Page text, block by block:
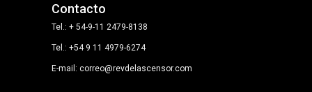
Contacto
Tel.: + 54-9-11 2479-8138
Tel.: +54 9 11 4979-6274
E-mail: correo@revdelascensor.com